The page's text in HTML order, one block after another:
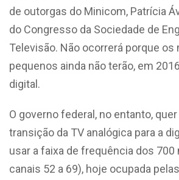
de outorgas do Minicom, Patrícia
do Congresso da Sociedade de
Televisão. Não ocorrerá porque os
pequenos ainda não terão, em
digital.
O governo federal, no entanto,
transição da TV analógica para a
usar a faixa de frequência dos
canais 52 a 69), hoje ocupada